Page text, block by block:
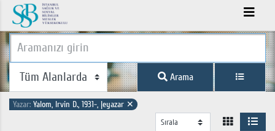
Arama
Yazar: Yalom, Irvin D., 1931-, |eyazar ✕